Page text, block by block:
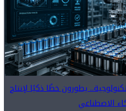
يطورون خطًا ذكيًا لإنتاج
الاصطناعي